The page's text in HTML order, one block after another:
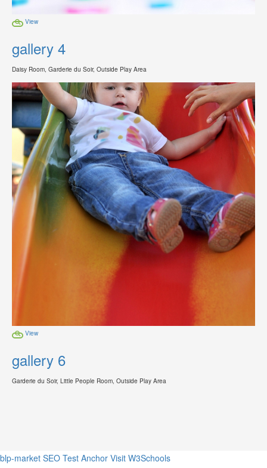
View
gallery 4
Daisy Room, Garderie du Soir, Outside Play Area
View
gallery 6
Garderie du Soir, Little People Room, Outside Play Area
blp-market SEO Test Anchor Visit W3Schools